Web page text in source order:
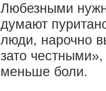
Любезными
думают
люди, нарочно
зато
меньше боли.